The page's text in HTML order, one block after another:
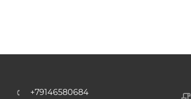
+79146580684